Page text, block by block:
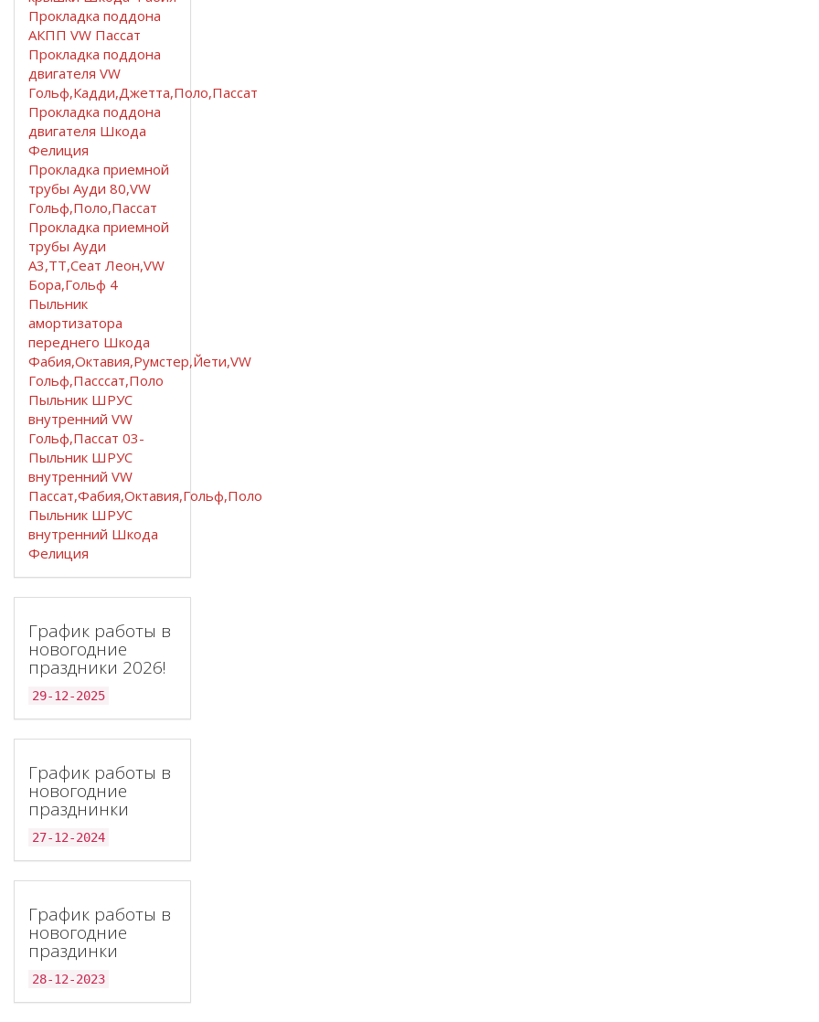
Прокладка поддона
АКПП VW Пассат
Прокладка поддона
двигателя VW
Гольф,Кадди,Джетта,Поло,Пассат
Прокладка поддона
двигателя Шкода
Фелиция
Прокладка приемной
трубы Ауди 80,VW
Гольф,Поло,Пассат
Прокладка приемной
трубы Ауди
А3,ТТ,Сеат Леон,VW
Бора,Гольф 4
Пыльник
амортизатора
переднего Шкода
Фабия,Октавия,Румстер,Йети,VW
Гольф,Пасссат,Поло
Пыльник ШРУС
внутренний VW
Гольф,Пассат 03-
Пыльник ШРУС
внутренний VW
Пассат,Фабия,Октавия,Гольф,Поло
Пыльник ШРУС
внутренний Шкода
Фелиция
График работы в
новогодние
праздники 2026!
29-12-2025
График работы в
новогодние
празднинки
27-12-2024
График работы в
новогодние
праздинки
28-12-2023